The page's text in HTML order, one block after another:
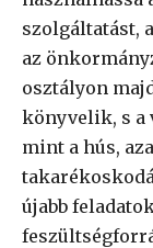
szolgáltatást,
az
osztályon
könyvelik, s a
mint a hús,
újabb